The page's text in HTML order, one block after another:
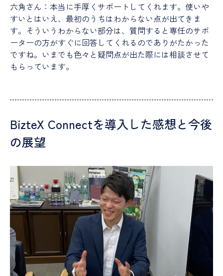
六角さん：本当に手厚くサポートしてくれます。使いや
すいとはいえ、最初のうちはわからない点が出てきま
す。そういうわからない部分は、質問すると専任のサポ
ーターの方がすぐに回答してくれるのでありがたかった
ですね。いまでも色々と疑問点が出た際には相談させて
もらっています。
BizteX Connectを導入した感想と今後
の展望